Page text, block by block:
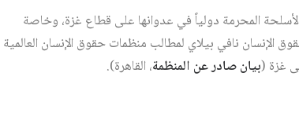
المحرمة دولياً في عدوانها على قطاع غزة، وخاصة
الإنسان نافي بيلاي لمطالب منظمات حقوق الإنسان العالمية
غزة (بيان صادر عن المنظمة، القاهرة).